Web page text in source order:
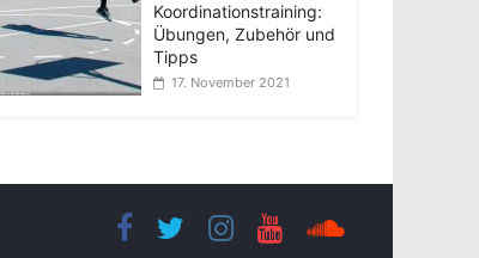
Koordinationstraining:
Übungen, Zubehör und
Tipps
17. November 2021